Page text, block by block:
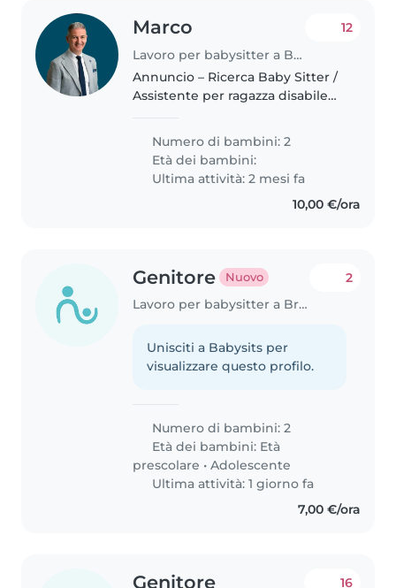
Marco
Lavoro per babysitter a Brescia
12
Annuncio – Ricerca Baby Sitter /
Assistente per ragazza disabile
una ragazza di 16 anni con
disabilità cognitiva non..
Numero di bambini: 2
Età dei bambini:
Ultima attività: 2 mesi fa
10,00 €/ora
Genitore Nuovo
Lavoro per babysitter a Brescia
2
Unisciti a Babysits per
visualizzare questo profilo.
Numero di bambini: 2
Età dei bambini: Età
prescolare •Adolescente
Ultima attività: 1 giorno fa
7,00 €/ora
Genitore 16